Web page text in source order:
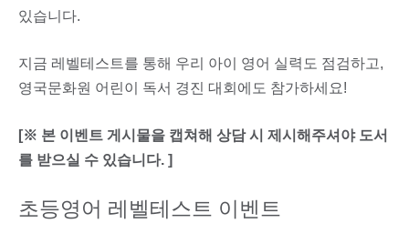
있습니다.
지금 레벨테스트를 통해 우리 아이 영어 실력도 점검하고,
영국문화원 어린이 독서 경진 대회에도 참가하세요!
[※ 본 이벤트 게시물을 캡쳐해 상담 시 제시해주셔야 도서
를 받으실 수 있습니다. ]
초등영어 레벨테스트 이벤트